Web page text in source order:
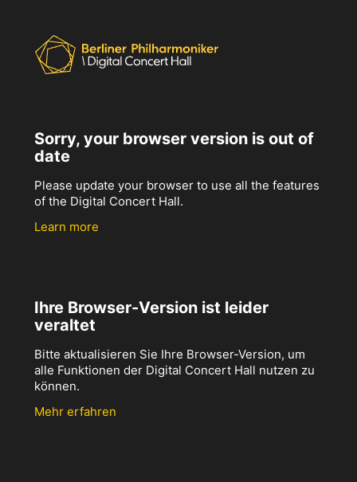
Sorry, your browser version is out of
date
Please update your browser to use all the features
of the Digital Concert Hall.
Learn more
Ihre Browser-Version ist leider
veraltet
Bitte aktualisieren Sie Ihre Browser-Version, um
alle Funktionen der Digital Concert Hall nutzen zu
können.
Mehr erfahren